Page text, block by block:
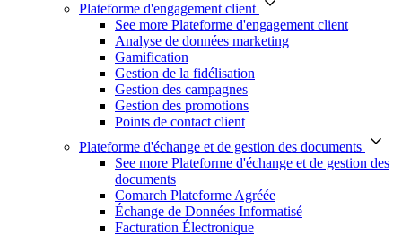
Plateforme d'engagement client
See more Plateforme d'engagement client
Analyse de données marketing
Gamification
Gestion de la fidélisation
Gestion des campagnes
Gestion des promotions
Points de contact client
Plateforme d'échange et de gestion des documents
See more Plateforme d'échange et de gestion des
documents
Comarch Plateforme Agréée
Échange de Données Informatisé
Facturation Électronique